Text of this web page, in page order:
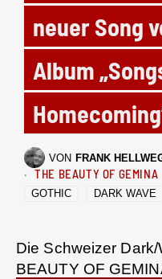
neuer Song
Album
VON FRANK
THE BEAUTY OF GEMINA
GOTHIC DARK WAVE
Die Schweizer
BEAUTY OF